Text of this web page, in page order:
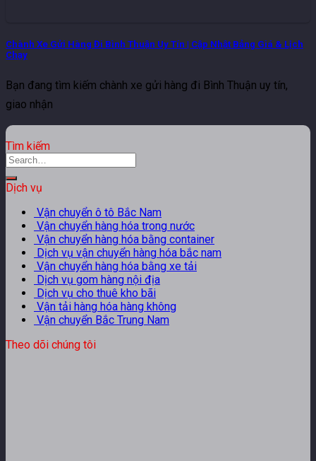
Chành Xe Gửi Hàng Đi Bình Thuận Uy Tín | Cập Nhật Bảng Giá & Lịch
Chạy
Bạn đang tìm kiếm chành xe gửi hàng đi Bình Thuận uy tín,
giao nhận
Tìm kiếm
Dịch vụ
Vận chuyển ô tô Bắc Nam
Vận chuyển hàng hóa trong nước
Vận chuyển hàng hóa bằng container
Dịch vụ vận chuyển hàng hóa bắc nam
Vận chuyển hàng hóa bằng xe tải
Dịch vụ gom hàng nội địa
Dịch vụ cho thuê kho bãi
Vận tải hàng hóa hàng không
Vận chuyển Bắc Trung Nam
Theo dõi chúng tôi